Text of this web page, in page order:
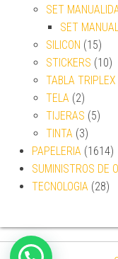
SET
SET
SILICON (15)
STICKERS (10)
TABLA TRIPLEX
TELA (2)
TIJERAS (5)
TINTA (3)
PAPELERIA (1614)
SUMINISTROS DE
TECNOLOGIA (28)